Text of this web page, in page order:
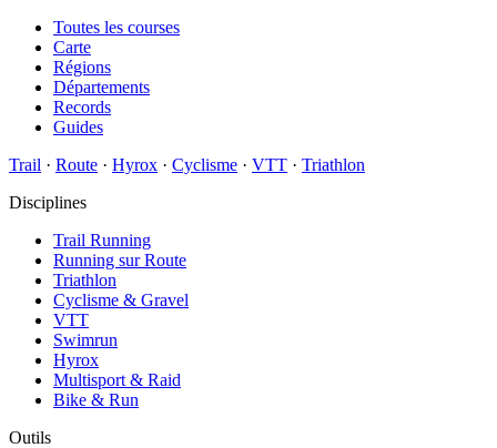
Toutes les courses
Carte
Régions
Départements
Records
Guides
Trail · Route · Hyrox · Cyclisme · VTT · Triathlon
Disciplines
Trail Running
Running sur Route
Triathlon
Cyclisme & Gravel
VTT
Swimrun
Hyrox
Multisport & Raid
Bike & Run
Outils